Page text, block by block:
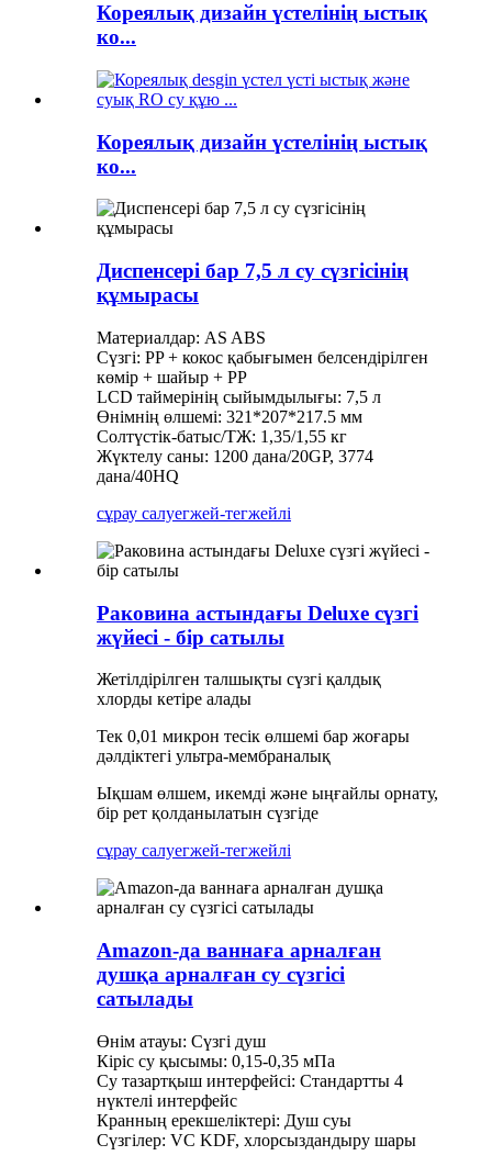
Кореялық дизайн үстелінің ыстық
ко...
Кореялық дизайн үстелінің ыстық
ко...
Диспенсері бар 7,5 л су сүзгісінің
құмырасы
Материалдар: AS ABS
Сүзгі: PP + кокос қабығымен белсендірілген
көмір + шайыр + PP
LCD таймерінің сыйымдылығы: 7,5 л
Өнімнің өлшемі: 321*207*217.5 мм
Солтүстік-батыс/ТЖ: 1,35/1,55 кг
Жүктелу саны: 1200 дана/20GP, 3774
дана/40HQ
сұрау салуегжей-тегжейлі
Раковина астындағы Deluxe сүзгі
жүйесі - бір сатылы
Жетілдірілген талшықты сүзгі қалдық
хлорды кетіре алады
Тек 0,01 микрон тесік өлшемі бар жоғары
дәлдіктегі ультра-мембраналық
Ықшам өлшем, икемді және ыңғайлы орнату,
бір рет қолданылатын сүзгіде
сұрау салуегжей-тегжейлі
Amazon-да ваннаға арналған
душқа арналған су сүзгісі
сатылады
Өнім атауы: Сүзгі душ
Кіріс су қысымы: 0,15-0,35 мПа
Су тазартқыш интерфейсі: Стандартты 4
нүктелі интерфейс
Кранның ерекшеліктері: Душ суы
Сүзгілер: VC KDF, хлорсыздандыру шары